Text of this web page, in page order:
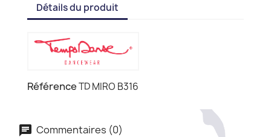
Détails du produit
RéférenceTD MIRO B316
Commentaires (0)